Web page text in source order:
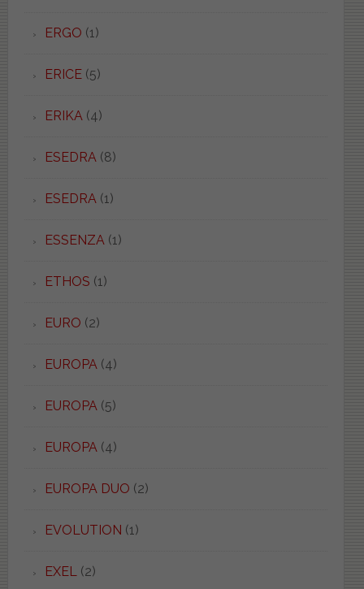
ERGO (1)
ERICE(5)
ERIKA (4)
ESEDRA (8)
ESEDRA (1)
ESSENZA (1)
ETHOS (1)
EURO (2)
EUROPA (4)
EUROPA (5)
EUROPA (4)
EUROPA DUO (2)
EVOLUTION (1)
EXEL (2)